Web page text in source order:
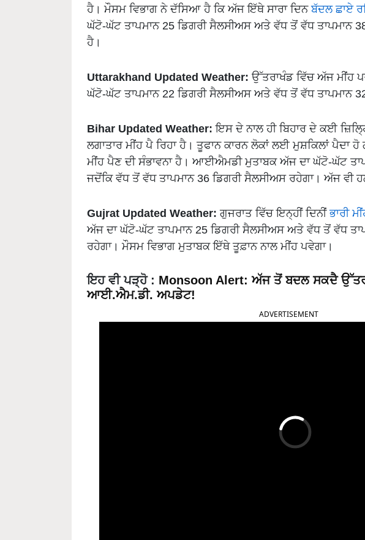
ਹੈ। ਮੌਸਮ ਵਿਭਾਗ ਨੇ ਦੱਸਿਆ ਹੈ ਕਿ ਅੱਜ ਇੱਥੇ ਸਾਰਾ ਦਿਨਬੱਦਲ ਛਾਏ
ਘੱਟੋ-ਘੱਟ ਤਾਪਮਾਨ 25 ਡਿਗਰੀ ਸੈਲਸੀਅਸ ਅਤੇ ਵੱਧ ਤੋਂ ਵੱਧ ਤਾਪਮਾਨ
ਹੈ।
Uttarakhand Updated Weather: ਉੱਤਰਾਖੰਡ ਵਿੱਚ ਅੱਜ ਮੀਂਹ
ਘੱਟੋ-ਘੱਟ ਤਾਪਮਾਨ 22 ਡਿਗਰੀ ਸੈਲਸੀਅਸ ਅਤੇ ਵੱਧ ਤੋਂ ਵੱਧ ਤਾਪਮਾਨ
Bihar Updated Weather: ਇਸ ਦੇ ਨਾਲ ਹੀ ਬਿਹਾਰ ਦੇ ਕਈ
ਲਗਾਤਾਰ ਮੀਂਹ ਪੈ ਰਿਹਾ ਹੈ। ਤੂਫਾਨ ਕਾਰਨ ਲੋਕਾਂ ਲਈ ਮੁਸ਼ਕਿਲਾਂ
ਮੀਂਹ ਪੈਣ ਦੀ ਸੰਭਾਵਨਾ ਹੈ। ਆਈਐਮਡੀ ਮੁਤਾਬਕ ਅੱਜ ਦਾ ਘੱਟੋ-ਘੱਟ
ਜਦੋਂਕਿ ਵੱਧ ਤੋਂ ਵੱਧ ਤਾਪਮਾਨ 36 ਡਿਗਰੀ ਸੈਲਸੀਅਸ ਰਹੇਗਾ। ਅੱਜ ਵੀ
Gujrat Updated Weather: ਗੁਜਰਾਤ ਵਿੱਚ ਇਨ੍ਹੀਂ ਦਿਨੀਂਭਾਰੀ
ਅੱਜ ਦਾ ਘੱਟੋ-ਘੱਟ ਤਾਪਮਾਨ 25 ਡਿਗਰੀ ਸੈਲਸੀਅਸ ਅਤੇ ਵੱਧ ਤੋਂ ਵੱਧ
ਰਹੇਗਾ। ਮੌਸਮ ਵਿਭਾਗ ਮੁਤਾਬਕ ਇੱਥੇ ਤੂਫ਼ਾਨ ਨਾਲ ਮੀਂਹ ਪਵੇਗਾ।
ਇਹ ਵੀ ਪੜ੍ਹੋ : Monsoon Alert: ਅੱਜ ਤੋਂ ਬਦਲ ਸਕਦੈ ਉੱਤਰ
ਆਈ.ਐਮ.ਡੀ. ਅਪਡੇਟ!
ADVERTISEMENT